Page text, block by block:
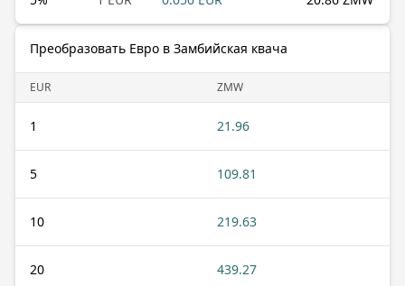
Преобразовать Евро в Замбийская квача
EUR ZMW
1 21.96
5 109.81
10 219.63
20 439.27